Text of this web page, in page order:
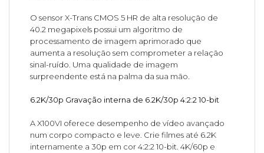
O sensor X-Trans CMOS 5 HR de alta resolução de
40.2 megapixels possui um algoritmo de
processamento de imagem aprimorado que
aumenta a resolução sem comprometer a relação
sinal-ruído. Uma qualidade de imagem
surpreendente está na palma da sua mão.
6.2K/30p Gravação interna de 6.2K/30p 4:2:2 10-bit
A X100VI oferece desempenho de vídeo avançado
num corpo compacto e leve. Crie filmes até 6.2K
internamente a 30p em cor 4:2:2 10-bit. 4K/60p e